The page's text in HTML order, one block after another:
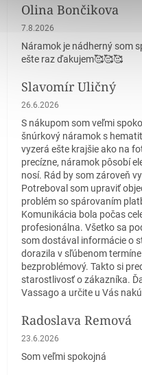
Olina Bončikova
Hodnotenie obchodu je 5 z 5
7.8.2026
Náramok je nádherný som
ešte raz ďakujem🥰🥰🥰
Slavomír Uličný
Hodnotenie obchodu je 5 z 5
26.6.2026
S nákupom som veľmi
šnúrkový náramok s
vyzerá ešte krajšie ako na
precízne, náramok pôsobí
nosí. Rád by som zároveň
Potreboval som upraviť
problém so spárovaním
Komunikácia bola počas
profesionálna. Všetko sa
som dostával informácie o
dorazila v sľúbenom
bezproblémový. Takto si
starostlivosť o zákazníka.
Vassago a určite u Vás
Radoslava Remová
Hodnotenie obchodu je 5 z 5
23.6.2026
Som veľmi spokojná